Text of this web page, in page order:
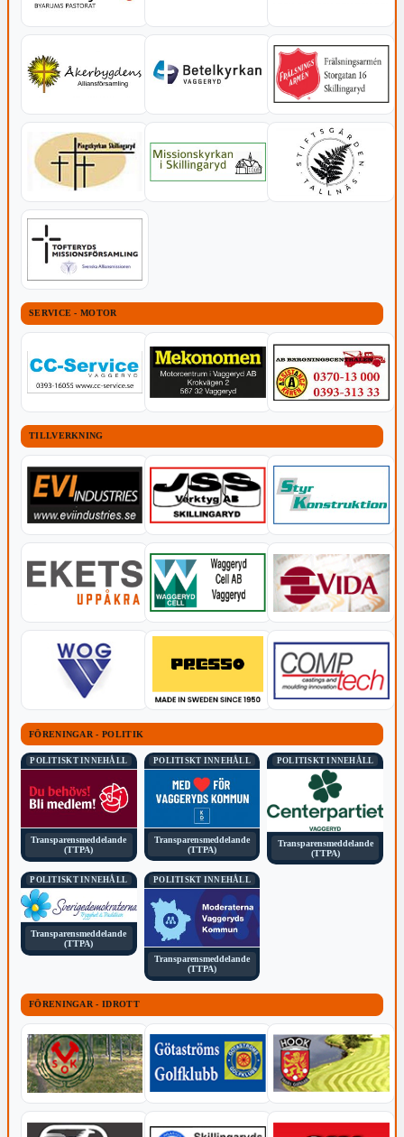
SERVICE - MOTOR
TILLVERKNING
FÖRENINGAR - POLITIK
POLITISKT INNEHÅLL
Transparensmeddelande
(TTPA)
POLITISKT INNEHÅLL
Transparensmeddelande
(TTPA)
POLITISKT INNEHÅLL
Transparensmeddelande
(TTPA)
POLITISKT INNEHÅLL
Transparensmeddelande
(TTPA)
POLITISKT INNEHÅLL
Transparensmeddelande
(TTPA)
FÖRENINGAR - IDROTT